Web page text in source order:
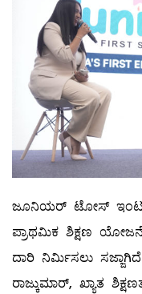
ಜೂನಿಯರ್ ಟೋಸ್
ಪ್ರಾಥಮಿಕ ಶಿಕ್ಷಣ
ದಾರಿ ನಿರ್ಮಿಸಲು
ರಾಜ್ಕುಮಾರ್, ಖ್ಯಾತ